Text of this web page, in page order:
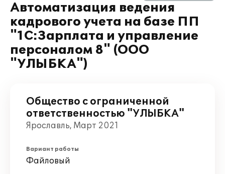
Автоматизация ведения
кадрового учета на базе ПП
"1С:Зарплата и управление
персоналом 8" (ООО
"УЛЫБКА")
Общество с ограниченной
ответственностью "УЛЫБКА"
Ярославль, Март 2021
Вариант работы
Файловый